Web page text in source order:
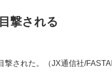
撃される
された。（JX通信社/